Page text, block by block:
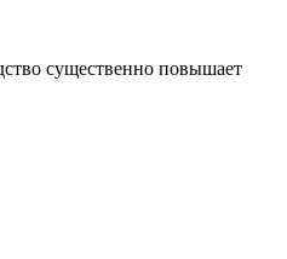
существенно повышает